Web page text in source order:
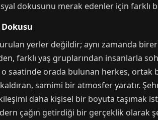
dokusunu merak edenler için farklı
Dokusu
yerler değildir; aynı zamanda
farklı yaş gruplarından insanlarla
saatinde orada bulunan herkes, ortak
samimi bir atmosfer yaratır.
daha kişisel bir boyuta taşımak
çağın getirdiği bir gerçeklik olarak